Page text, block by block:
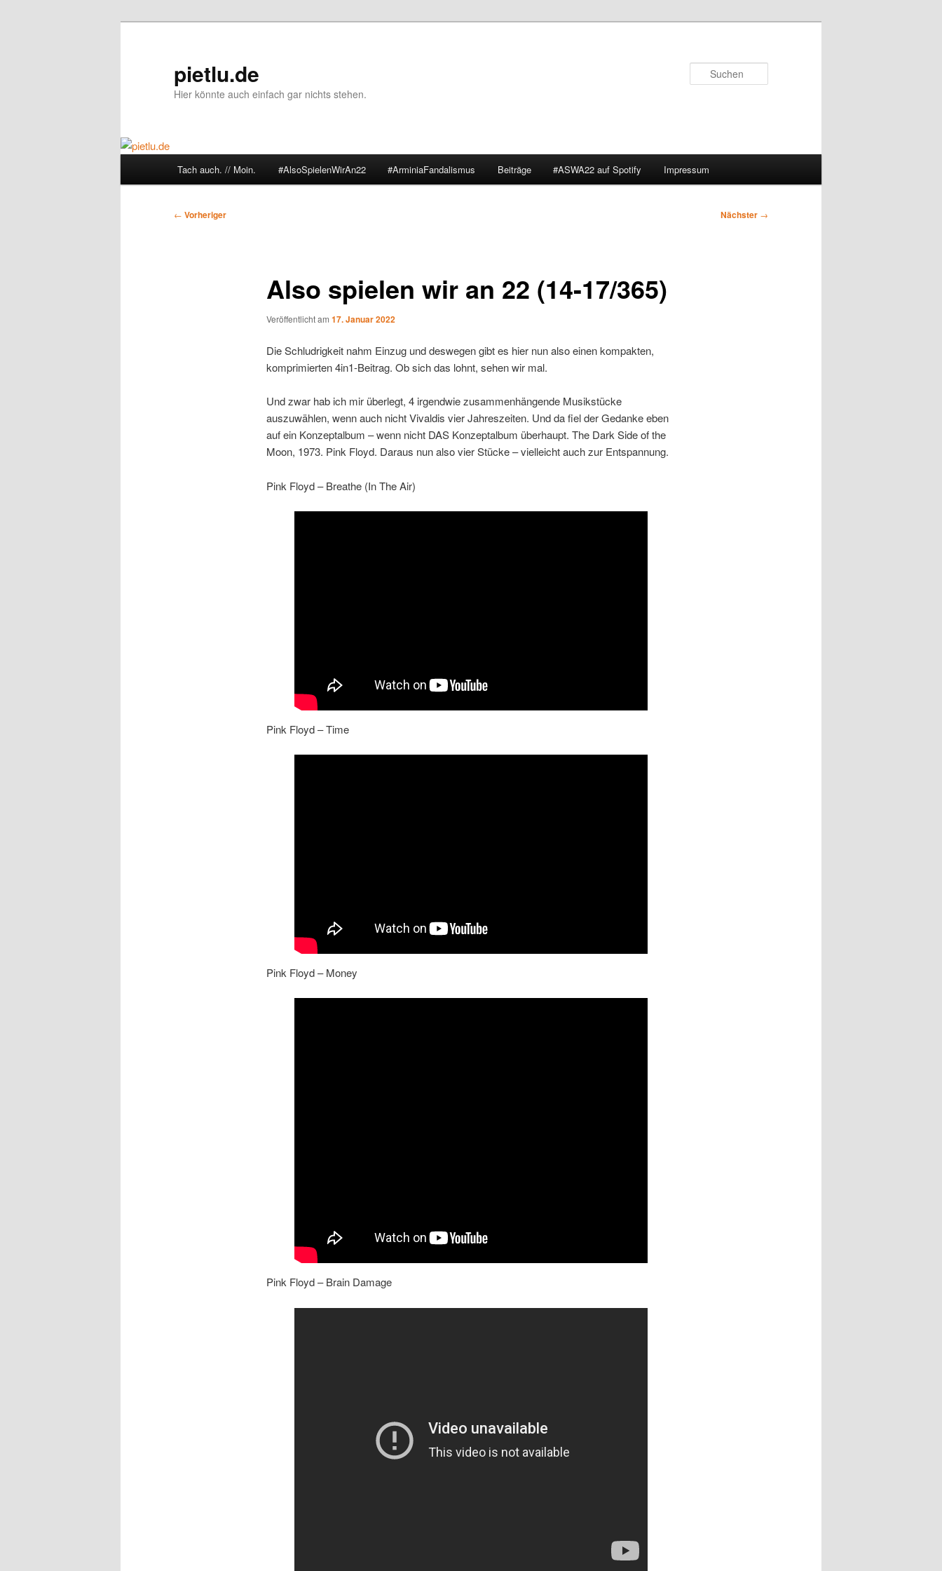
pietlu.de
Hier könnte auch einfach gar nichts stehen.
Tach auch. // Moin. #AlsoSpielenWirAn22 #ArminiaFandalismus Beiträge #ASWA22 auf Spotify Impressum
Beitragsnavigation
← Vorheriger Nächster →
Also spielen wir an 22 (14-17/365)
Veröffentlicht am 17. Januar 2022
Die Schludrigkeit nahm Einzug und deswegen gibt es hier nun also einen kompakten,
komprimierten 4in1-Beitrag. Ob sich das lohnt, sehen wir mal.
Und zwar hab ich mir überlegt, 4 irgendwie zusammenhängende Musikstücke
auszuwählen, wenn auch nicht Vivaldis vier Jahreszeiten. Und da fiel der Gedanke eben
auf ein Konzeptalbum – wenn nicht DAS Konzeptalbum überhaupt. The Dark Side of the
Moon, 1973. Pink Floyd. Daraus nun also vier Stücke – vielleicht auch zur Entspannung.
Pink Floyd – Breathe (In The Air)
Pink Floyd – Time
Pink Floyd – Money
Pink Floyd – Brain Damage